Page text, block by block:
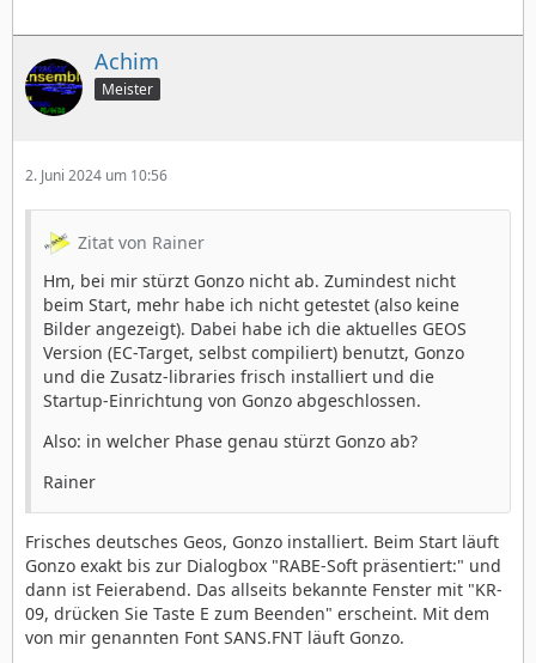
Achim
Meister
2. Juni 2024 um 10:56
Zitat von Rainer
Hm, bei mir stürzt Gonzo nicht ab. Zumindest nicht
beim Start, mehr habe ich nicht getestet (also keine
Bilder angezeigt). Dabei habe ich die aktuelles GEOS
Version (EC-Target, selbst compiliert) benutzt, Gonzo
und die Zusatz-libraries frisch installiert und die
Startup-Einrichtung von Gonzo abgeschlossen.
Also: in welcher Phase genau stürzt Gonzo ab?
Rainer
Frisches deutsches Geos, Gonzo installiert. Beim Start läuft
Gonzo exakt bis zur Dialogbox "RABE-Soft präsentiert:" und
dann ist Feierabend. Das allseits bekannte Fenster mit "KR-
09, drücken Sie Taste E zum Beenden" erscheint. Mit dem
von mir genannten Font SANS.FNT läuft Gonzo.